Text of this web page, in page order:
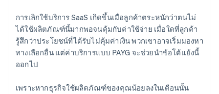
การเลิกใช้บริการ SaaS เกิดขึ้นเมื่อลูกค้าตระหนักว่าตนไม่
ได้ใช้ผลิตภัณฑ์นี้มากพอจนคุ้มกับค่าใช้จ่าย เมื่อใดที่ลูกค้า
รู้สึกว่าประโยชน์ที่ได้รับไม่คุ้มค่าเงิน พวกเขาอาจเริ่มมองหา
ทางเลือกอื่น แต่ค่าบริการแบบ PAYG จะช่วยนำข้อโต้แย้งนี้
ออกไป
เพราะหากธุรกิจใช้ผลิตภัณฑ์ของคุณน้อยลงในเดือนนั้น